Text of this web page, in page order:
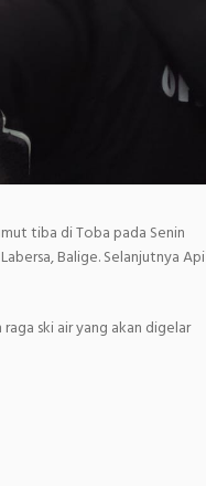
tiba di Toba pada Senin
Balige. Selanjutnya Api
ski air yang akan digelar